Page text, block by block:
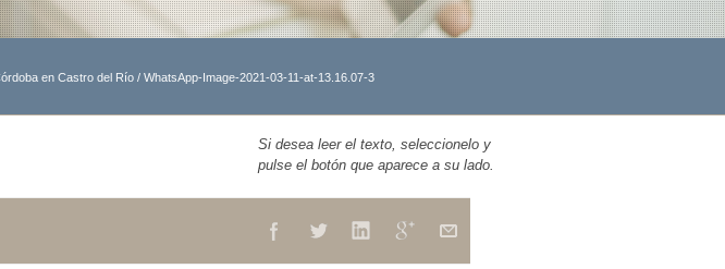
en Castro del Río / WhatsApp-Image-2021-03-11-at-13.16.07-3
Si desea leer el texto, seleccionelo y
pulse el botón que aparece a su lado.